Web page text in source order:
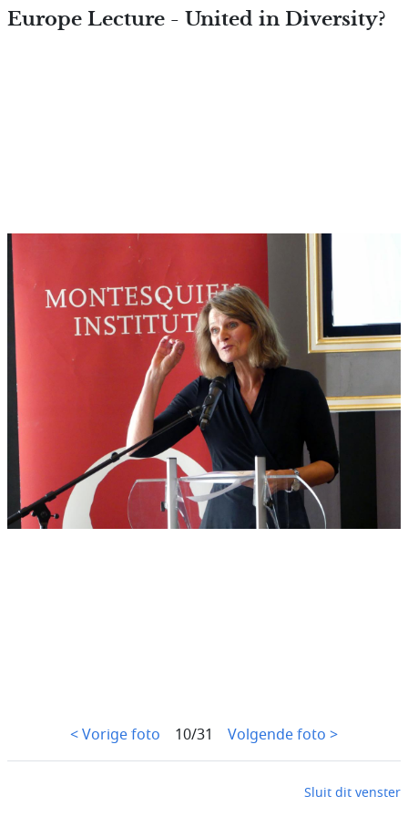
Overslaan en naar de inhoud
Europe Lecture - United in Diversity?
< Vorige foto 10/31 Volgende foto >
Sluit dit venster